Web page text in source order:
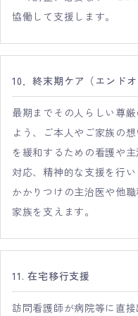
協働して支援します。
10．終末期ケア（エンドオ
最期までその人らしい尊
よう、ご本人やご家族の
を緩和するための看護や
対応、精神的な支援を行い
かかりつけの主治医や他
家族を支えます。
11. 在宅移行支援
訪問看護師が病院等に直